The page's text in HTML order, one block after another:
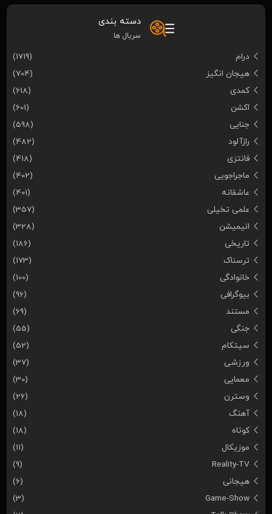
دسته بندی
سریال ها
درام
(1719)
هیجان انگیز
(704)
کمدی
(618)
اکشن
(601)
جنایی
(598)
رازآلود
(482)
فانتزی
(418)
ماجراجویی
(402)
عاشقانه
(401)
علمی تخیلی
(357)
انیمیشن
(328)
تاریخی
(186)
ترسناک
(173)
خانوادگی
(100)
بیوگرافی
(96)
مستند
(69)
جنگی
(55)
سیتکام
(52)
ورزشی
(37)
معمایی
(30)
وسترن
(26)
آهنگ
(18)
کوتاه
(18)
موزیکال
(11)
Reality-TV
(9)
هیجانی
(6)
Game-Show
(3)